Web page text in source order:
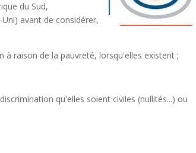
du Sud,
avant de considérer,
raison de la pauvreté, lorsqu'elles existent ;
qu'elles soient civiles (nullités...) ou